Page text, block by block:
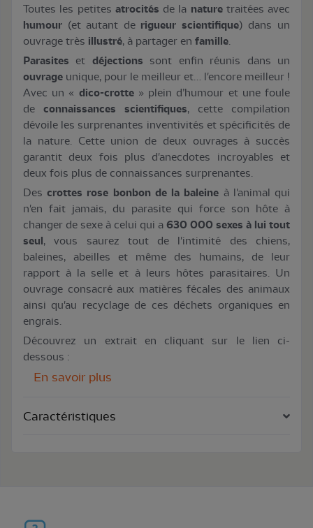
Toutes les petites atrocités de la naturetraitées avec
humour (et autant de rigueur scientifique) dans un
ouvrage très illustré, à partager en famille.
Parasites et déjections sont enfin réunis dans un
ouvrage unique, pour le meilleur et… l'encore meilleur !
Avec un « dico-crotte» plein d’humour et une foule
de connaissances scientifiques, cette compilation
dévoile les surprenantes inventivités et spécificités de
la nature. Cette union de deux ouvrages à succès
garantit deux fois plus d'anecdotes incroyables et
deux fois plus de connaissances surprenantes.
Descrottes rose bonbon de la baleine à l'animal qui
n'en fait jamais, du parasite qui force son hôte à
changer de sexe à celui qui a 630 000 sexes à lui tout
seul, vous saurez tout de l'intimité des chiens,
baleines, abeilles et même des humains, de leur
rapport à la selle et à leurs hôtes parasitaires. Un
ouvrage consacré aux matières fécales des animaux
ainsi qu'au recyclage de ces déchets organiques en
engrais.
Découvrez un extrait en cliquant sur le lien ci-
dessous :
En savoir plus
Caractéristiques